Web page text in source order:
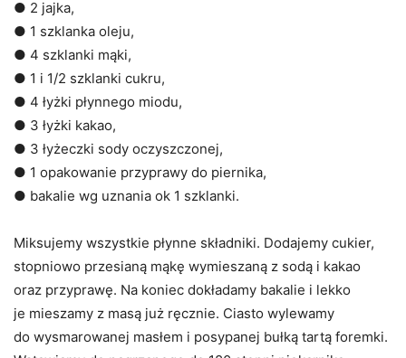
● 2 jajka,
● 1 szklanka oleju,
● 4 szklanki mąki,
● 1 i 1/2 szklanki cukru,
● 4 łyżki płynnego miodu,
● 3 łyżki kakao,
● 3 łyżeczki sody oczyszczonej,
● 1 opakowanie przyprawy do piernika,
● bakalie wg uznania ok 1 szklanki.
Miksujemy wszystkie płynne składniki. Dodajemy cukier,
stopniowo przesianą mąkę wymieszaną z sodą i kakao
oraz przyprawę. Na koniec dokładamy bakalie i lekko
je mieszamy z masą już ręcznie. Ciasto wylewamy
do wysmarowanej masłem i posypanej bułką tartą foremki.